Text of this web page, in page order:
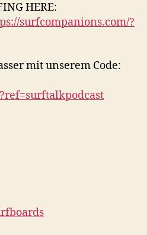
HERE:
surfcompanions.com/?
mit unserem Code: